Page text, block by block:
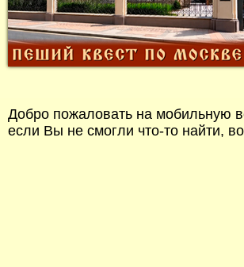
Добро пожаловать на мобильную
если Вы не смогли что-то найти,